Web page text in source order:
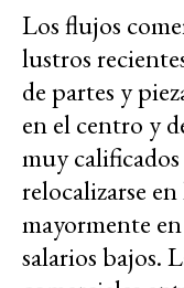
Los flujos
lustros
de partes y
en el centro y
muy
relocalizarse
mayormente
salarios bajos.